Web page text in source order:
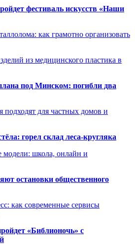
фестиваль искусств «Наши
как грамотно организовать
из медицинского пластика в
под Минском: погибли два
подходят для частных домов и
горел склад леса-кругляка
модели: школа, онлайн и
остановки общественного
как современные сервисы
«Библионочь» с